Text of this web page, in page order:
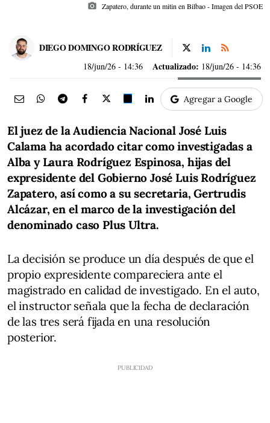
photo_camera Zapatero, durante un mitin en Bilbao - Imagen del PSOE
DIEGO DOMINGO RODRÍGUEZ
18/jun/26 - 14:36 Actualizado: 18/jun/26 - 14:36
Agregar a Google
El juez de la Audiencia Nacional José Luis
Calama ha acordado citar como investigadas a
Alba y Laura Rodríguez Espinosa, hijas del
expresidente del Gobierno José Luis Rodríguez
Zapatero, así como a su secretaria, Gertrudis
Alcázar, en el marco de la investigación del
denominado caso Plus Ultra.
La decisión se produce un día después de que el
propio expresidente compareciera ante el
magistrado en calidad de investigado. En el auto,
el instructor señala que la fecha de declaración
de las tres será fijada en una resolución
posterior.